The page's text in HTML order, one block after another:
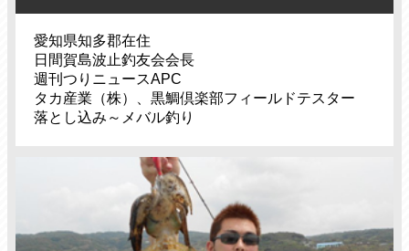
愛知県知多郡在住
日間賀島波止釣友会会長
週刊つりニュースAPC
タカ産業（株）、黒鯛倶楽部フィールドテスター
落とし込み～メバル釣り